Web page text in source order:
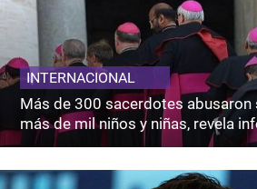
INTERNACIONAL
Más de 300 sacerdotes abusaron
más de mil niños y niñas, revela